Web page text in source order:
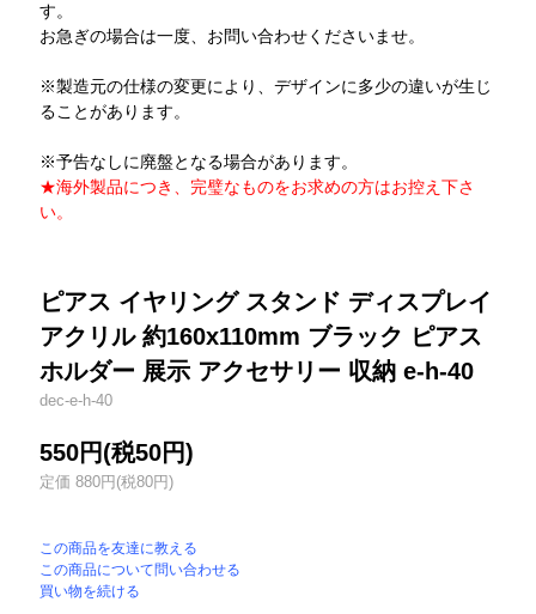
す。
お急ぎの場合は一度、お問い合わせくださいませ。
※製造元の仕様の変更により、デザインに多少の違いが生じ
ることがあります。
※予告なしに廃盤となる場合があります。
★海外製品につき、完璧なものをお求めの方はお控え下さ
い。
ピアス イヤリング スタンド ディスプレイ
アクリル 約160x110mm ブラック ピアス
ホルダー 展示 アクセサリー 収納 e-h-40
dec-e-h-40
550円(税50円)
定価 880円(税80円)
この商品を友達に教える
この商品について問い合わせる
買い物を続ける